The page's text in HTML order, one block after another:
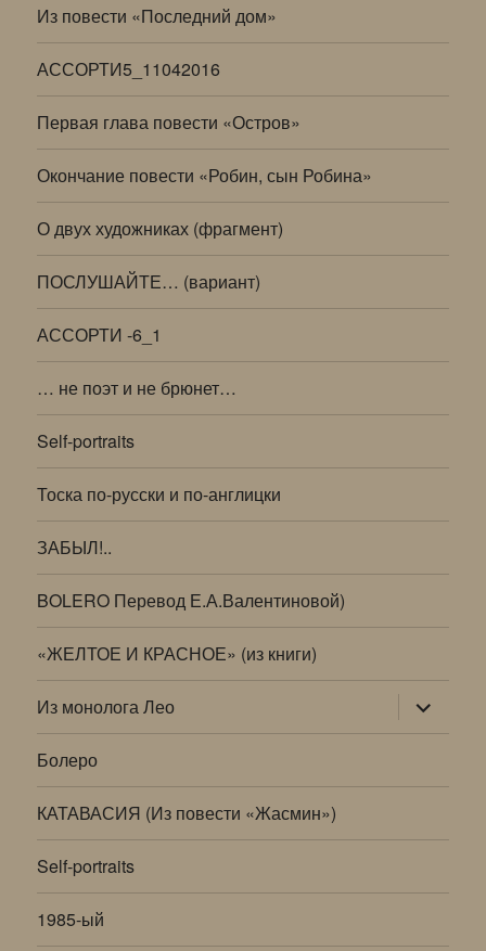
Из повести «Последний дом»
АССОРТИ5_11042016
Первая глава повести «Остров»
Окончание повести «Робин, сын Робина»
О двух художниках (фрагмент)
ПОСЛУШАЙТЕ… (вариант)
АССОРТИ -6_1
… не поэт и не брюнет…
Self-portraits
Тоска по-русски и по-англицки
ЗАБЫЛ!..
BOLERO Перевод Е.А.Валентиновой)
«ЖЕЛТОЕ И КРАСНОЕ» (из книги)
Из монолога Лео раскрыть
дочернее
меню
Болеро
КАТАВАСИЯ (Из повести «Жасмин»)
Self-portraits
1985-ый